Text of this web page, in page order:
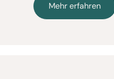
Mehr erfahren